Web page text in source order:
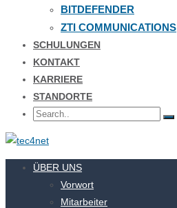
BITDEFENDER
ZTI COMMUNICATIONS
SCHULUNGEN
KONTAKT
KARRIERE
STANDORTE
ÜBER UNS
Vorwort
Mitarbeiter